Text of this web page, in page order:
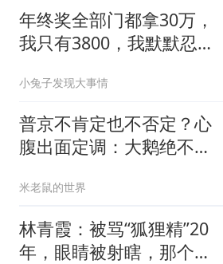
年终奖全部门都拿30万，
我只有3800，我默默忍
职
小兔子发现大事情
普京不肯定也不否定？心
腹出面定调：大鹅绝不打
米老鼠的世界
林青霞：被骂“狐狸精”20
年，眼睛被射瞎，那个男